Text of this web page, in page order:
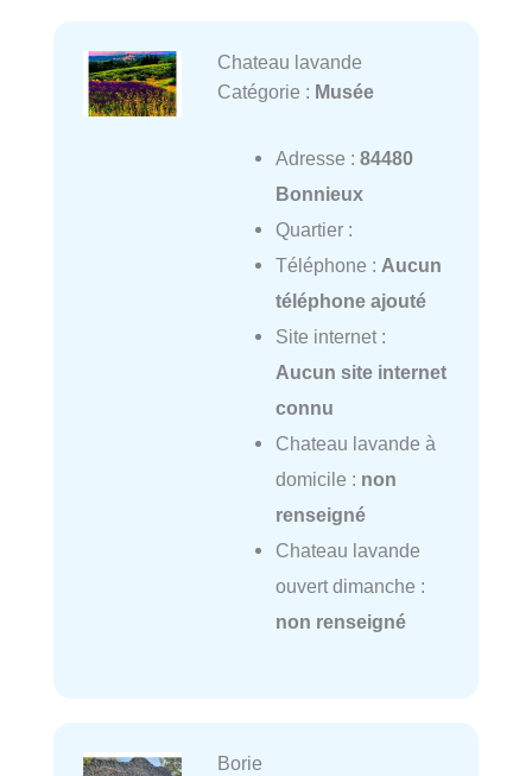
Chateau lavande
Catégorie : Musée
Adresse : 84480
Bonnieux
Quartier :
Téléphone : Aucun
téléphone ajouté
Site internet :
Aucun site internet
connu
Chateau lavande à
domicile : non
renseigné
Chateau lavande
ouvert dimanche :
non renseigné
Borie